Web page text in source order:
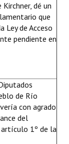
dé un
que
Ley de Acceso
pendiente en
de Río
con agrado
del
artículo 1º de la